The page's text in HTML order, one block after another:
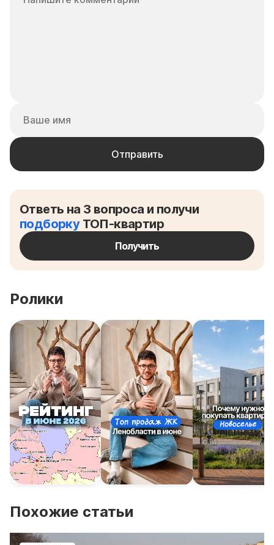
Ответь на 3 вопроса и получи
подборкуТОП-квартир
Получить
Ролики
Похожие статьи